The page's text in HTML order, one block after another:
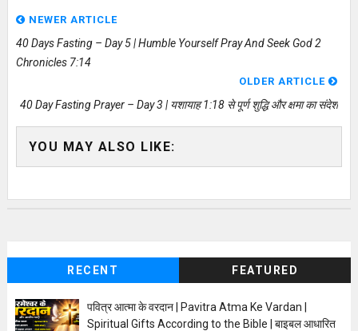
NEWER ARTICLE
40 Days Fasting – Day 5 | Humble Yourself Pray And Seek God 2
Chronicles 7:14
OLDER ARTICLE
40 Day Fasting Prayer – Day 3 | यशायाह 1:18 से पूर्ण शुद्धि और क्षमा का संदेश
YOU MAY ALSO LIKE:
RECENT FEATURED
पवित्र आत्मा के वरदान | Pavitra Atma Ke Vardan |
Spiritual Gifts According to the Bible | बाइबल आधारित